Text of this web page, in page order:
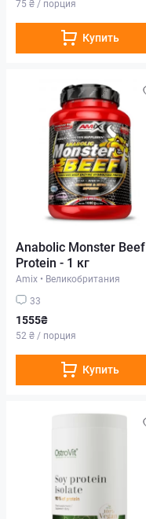
75 ₴ / порция
Купить
Anabolic Monster Beef
Protein - 1 кг
Amix • Великобритания
33
1555₴
52 ₴ / порция
Купить